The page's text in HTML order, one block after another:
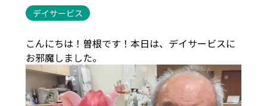
デイサービス
こんにちは！曽根です！本日は、デイサービスに
お邪魔しました。